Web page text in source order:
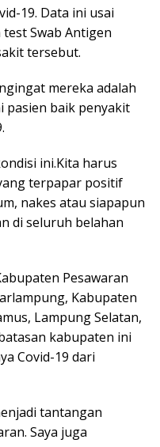
19. Data ini usai
test Swab Antigen
tersebut.
mereka adalah
pasien baik penyakit
ini.Kita harus
terpapar positif
nakes atau siapapun
di seluruh belahan
Pesawaran
Kabupaten
Lampung Selatan,
kabupaten ini
Covid-19 dari
tantangan
Saya juga